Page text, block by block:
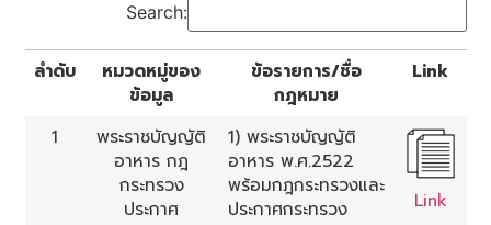
Search:
ลำดับ
หมวดหมู่ของ
ข้อมูล
ข้อรายการ/ชื่อ
กฎหมาย
Link
1
พระราชบัญญัติ
อาหาร กฎ
กระทรวง
ประกาศ
1) พระราชบัญญัติ
อาหาร พ.ศ.2522
พร้อมกฎกระทรวงและ
ประกาศกระทรวง
Link